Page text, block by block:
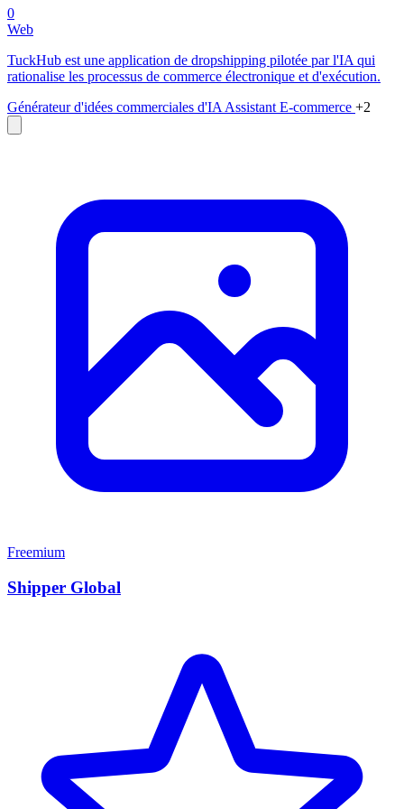
0
Web
TuckHub est une application de dropshipping pilotée par l'IA qui
rationalise les processus de commerce électronique et d'exécution.
Générateur d'idées commerciales d'IA Assistant E-commerce +2
Freemium
Shipper Global